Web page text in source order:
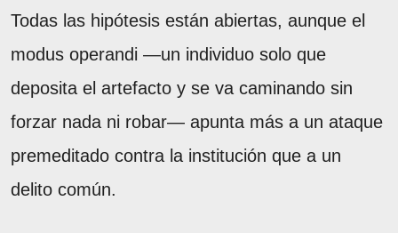
Todas las hipótesis están abiertas, aunque el
modus operandi —un individuo solo que
deposita el artefacto y se va caminando sin
forzar nada ni robar— apunta más a un ataque
premeditado contra la institución que a un
delito común.